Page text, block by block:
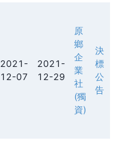
2021-
12-07
2021-
12-29
原
鄉
企
業
社
(獨
資)
決
標
公
告